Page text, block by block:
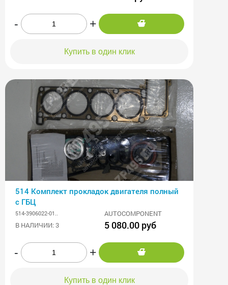
- +
Купить в один клик
514 Комплект прокладок двигателя полный
с ГБЦ
514-3906022-01..
AUTOCOMPONENT
В НАЛИЧИИ: 3
5 080.00 руб
- +
Купить в один клик